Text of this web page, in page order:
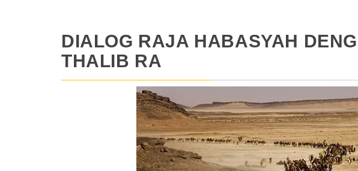
DIALOG RAJA HABASYAH
THALIB RA